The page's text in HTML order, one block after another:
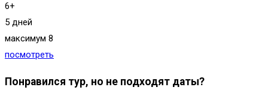
6+
5 дней
максимум 8
посмотреть
Понравился тур, но не подходят даты?